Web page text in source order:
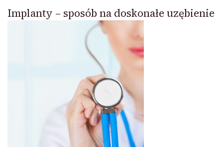
Implanty – sposób na doskonałe uzębienie